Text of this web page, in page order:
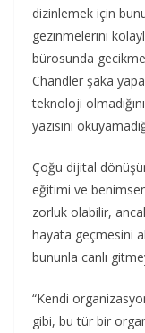
dizinlemek için
gezinmelerini
bürosunda
Chandler şaka
teknoloji
yazısını
Çoğu dijital
eğitimi ve
zorluk olabilir,
hayata geçmesini
bununla canlı
“Kendi
gibi, bu tür bir